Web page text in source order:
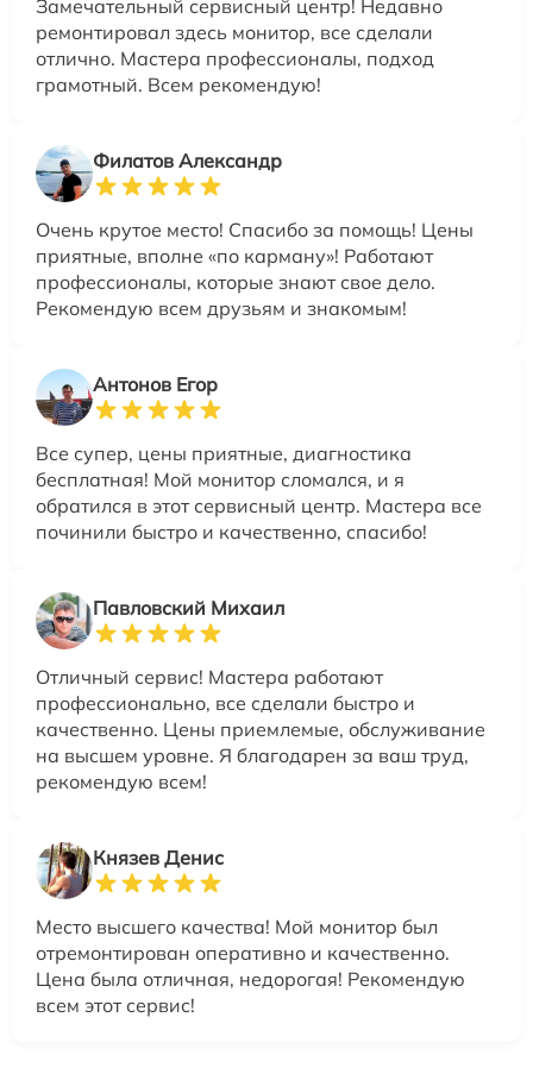
Замечательный сервисный центр! Недавно
ремонтировал здесь монитор, все сделали
отлично. Мастера профессионалы, подход
грамотный. Всем рекомендую!
Филатов Александр
Очень крутое место! Спасибо за помощь! Цены
приятные, вполне «по карману»! Работают
профессионалы, которые знают свое дело.
Рекомендую всем друзьям и знакомым!
Антонов Егор
Все супер, цены приятные, диагностика
бесплатная! Мой монитор сломался, и я
обратился в этот сервисный центр. Мастера все
починили быстро и качественно, спасибо!
Павловский Михаил
Отличный сервис! Мастера работают
профессионально, все сделали быстро и
качественно. Цены приемлемые, обслуживание
на высшем уровне. Я благодарен за ваш труд,
рекомендую всем!
Князев Денис
Место высшего качества! Мой монитор был
отремонтирован оперативно и качественно.
Цена была отличная, недорогая! Рекомендую
всем этот сервис!